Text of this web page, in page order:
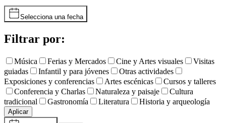
Selecciona una fecha
Filtrar por:
Música Ferias y Mercados Cine y Artes visuales
Visitas
guiadas
Infantil y para jóvenes
Otras actividades
Exposiciones y conferencias
Artes escénicas
Cursos y talleres
Conferencia y Charlas
Naturaleza y paisaje
Cultura
tradicional
Gastronomía Literatura Historia y arqueología
Aplicar